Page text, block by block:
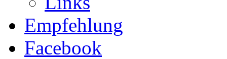
Empfehlung
Facebook